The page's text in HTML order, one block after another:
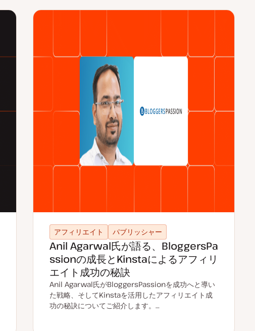
アフィリエイト パブリッシャー
Anil Agarwal氏が語る、BloggersPa
ssionの成長とKinstaによるアフィリ
エイト成功の秘訣
Anil Agarwal氏がBloggersPassionを成功へと導い
た戦略、そしてKinstaを活用したアフィリエイト成
功の秘訣についてご紹介します。…